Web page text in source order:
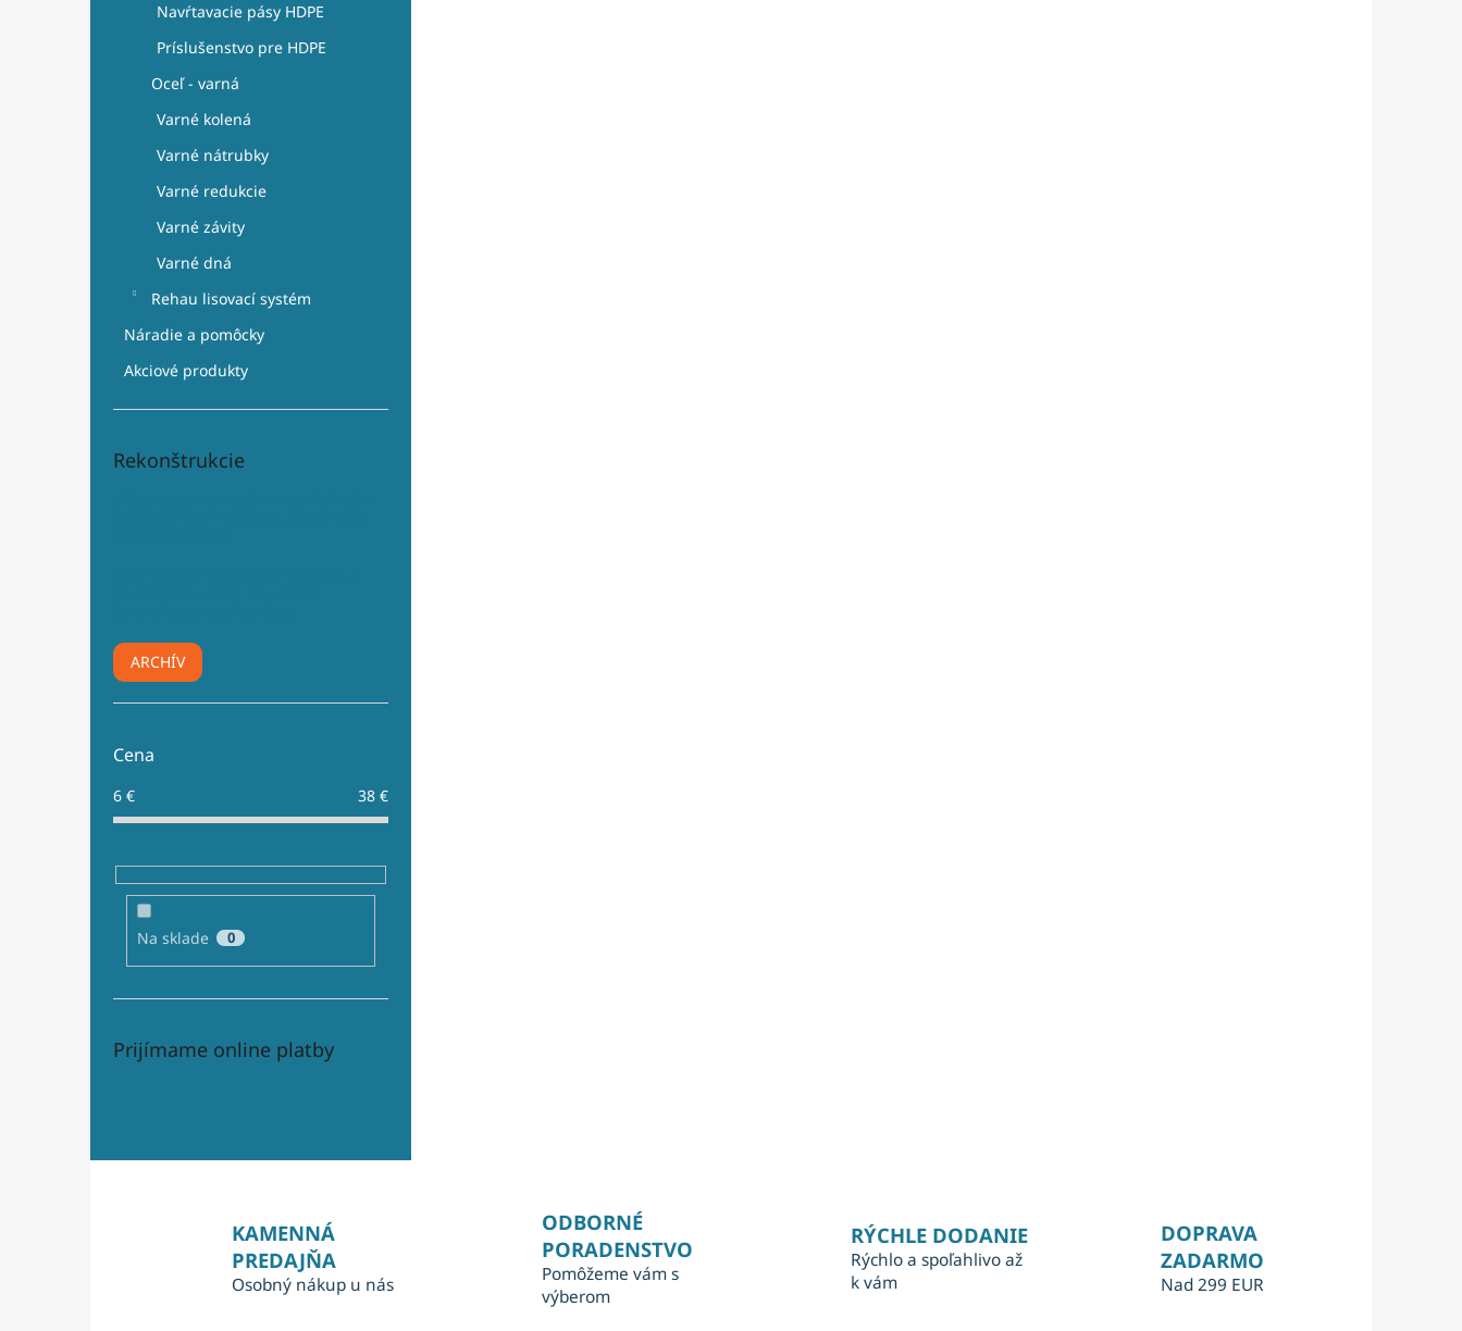
Navŕtavacie pásy HDPE
Príslušenstvo pre HDPE
Oceľ - varná
Varné kolená
Varné nátrubky
Varné redukcie
Varné závity
Varné dná
Rehau lisovací systém
Náradie a pomôcky
Akciové produkty
Rekonštrukcie
ARCHÍV
Cena
6 € 38 €
Na sklade 0
Prijímame online platby
KAMENNÁ
PREDAJŇA
Osobný nákup u nás
ODBORNÉ
PORADENSTVO
Pomôžeme vám s
výberom
RÝCHLE DODANIE
Rýchlo a spoľahlivo až
k vám
DOPRAVA
ZADARMO
Nad 299 EUR